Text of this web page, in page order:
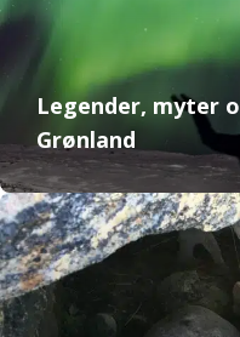
Legender, myter
Grønland